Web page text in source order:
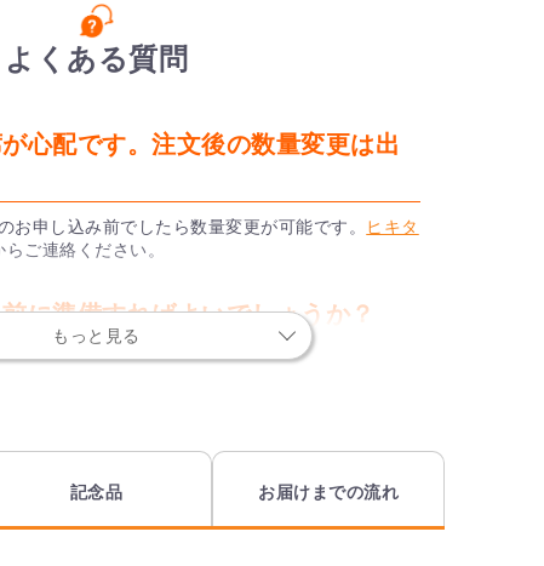
よくある質問
心配です。注文後の数量変更は出
お申し込み前でしたら数量変更が可能です。
ヒキタ
らご連絡ください。
に準備すればよいでしょうか？
、式の1ヶ月前ごろのご注文がおすすめです。商品注
フォン以外での注文はできます
もっと見る
記念品 お届けまでの流れ